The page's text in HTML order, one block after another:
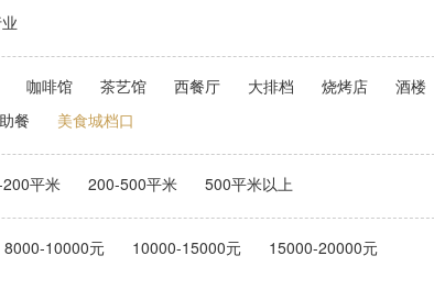
咖啡馆 茶艺馆 西餐厅 大排档 烧烤店
酒楼
餐 美食城档口
平米 200-500平米 500平米以上
8000-10000元 10000-15000元
15000-20000元